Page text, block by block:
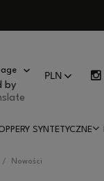
by
SYNTETYCZNE
HAIR LUX WIDEO
Nowości